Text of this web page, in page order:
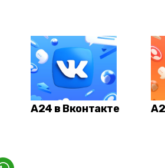
А24 в Вконтакте